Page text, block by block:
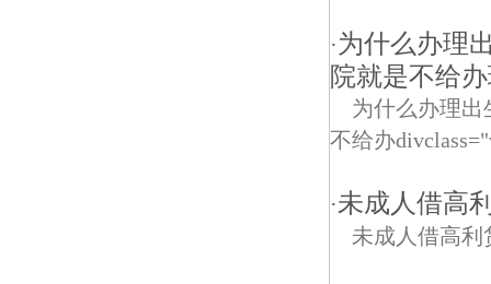
·为什么办理
院就是不给
为什么办理
不给办
·未成人借高
未成人借高